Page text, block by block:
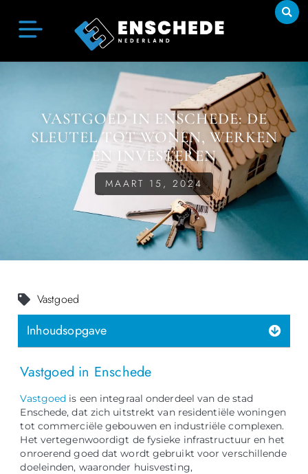
VASTGOED IN ENSCHEDE: DE
SLEUTEL TOT WONEN, WERKEN
EN INVESTEREN
MAART 15, 2024
Vastgoed in Enschede
Vastgoed is een integraal onderdeel van de stad
Enschede, dat zich uitstrekt van residentiële woningen
tot commerciële gebouwen en industriële complexen.
Het vertegenwoordigt de fysieke infrastructuur en het
onroerend goed dat wordt gebruikt voor verschillende
doeleinden, waaronder huisvesting,
Vastgoed
Inhoudsopgave